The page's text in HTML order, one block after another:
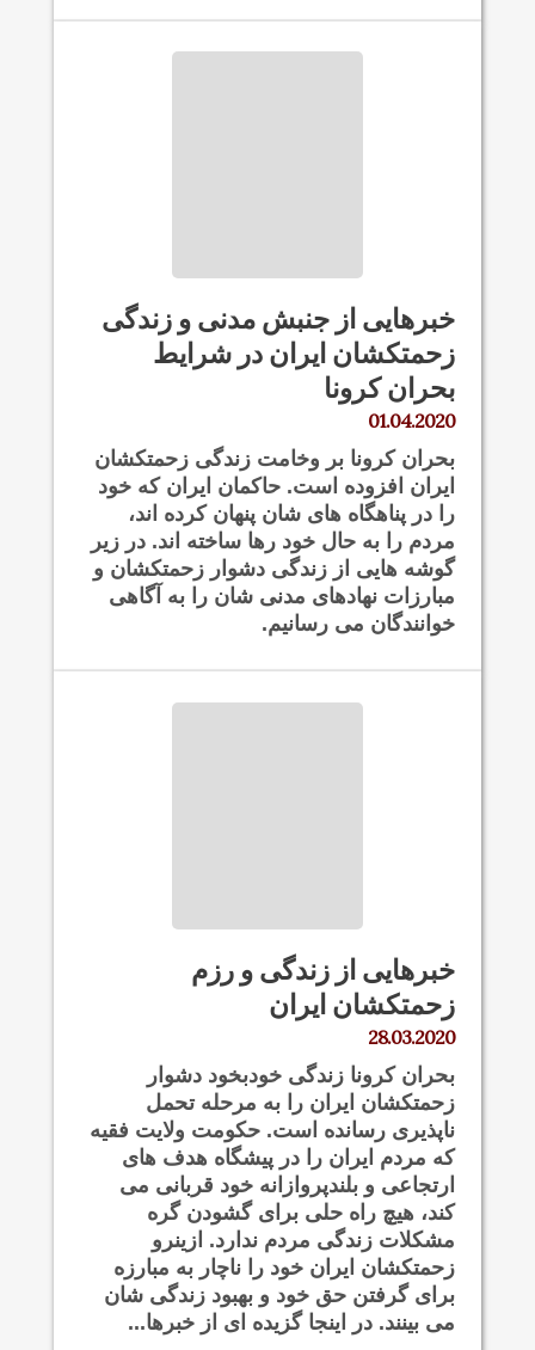
خبرهایی از جنبش مدنی و زندگی
زحمتکشان ایران در شرایط
بحران کرونا
01.04.2020
بحران کرونا بر وخامت زندگی زحمتکشان
ایران افزوده است. حاکمان ایران که خود
را در پناهگاه های شان پنهان کرده اند،
مردم را به حال خود رها ساخته اند. در زیر
گوشه هایی از زندگی دشوار زحمتکشان و
مبارزات نهادهای مدنی شان را به آگاهی
خوانندگان می رسانیم.
خبرهایی از زندگی و رزم
زحمتکشان ایران
28.03.2020
بحران کرونا زندگی خودبخود دشوار
زحمتکشان ایران را به مرحله تحمل
ناپذیری رسانده است. حکومت ولایت فقیه
که مردم ایران را در پیشگاه هدف های
ارتجاعی و بلندپروازانه خود قربانی می
کند، هیچ راه حلی برای گشودن گره
مشکلات زندگی مردم ندارد. ازینرو
زحمتکشان ایران خود را ناچار به مبارزه
برای گرفتن حق خود و بهبود زندگی شان
می بینند. در اینجا گزیده ای از خبرها...